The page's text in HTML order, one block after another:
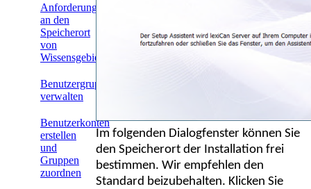
Anforderungen
an den
Speicherort
von
Wissensgebieten
Benutzergruppen
verwalten
Benutzerkonten
erstellen
und
Gruppen
zuordnen
Im folgenden Dialogfenster können Sie
den Speicherort der Installation frei
bestimmen. Wir empfehlen den
Standard beizubehalten. Klicken Sie